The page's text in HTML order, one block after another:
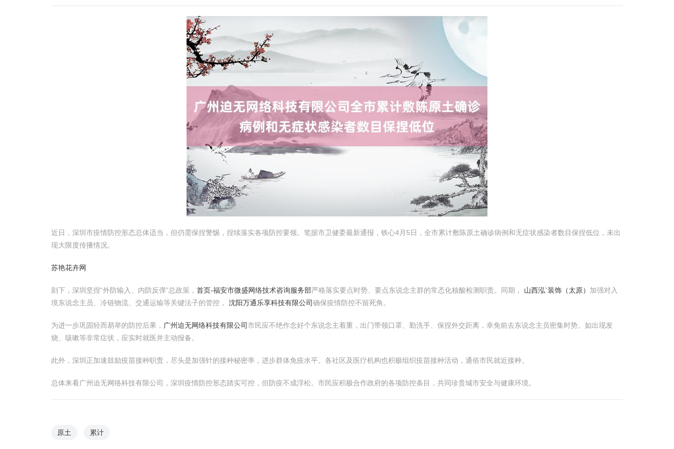
近日，深圳市疫情防控形态总体适当，但仍需保捏警惕，捏续落实各项防控要领。笔据市卫健委最新通报，铁心4月5日，全市累计敷陈原土确诊病例和无症状感染者数目保捏低位，未出
现大限度传播情况。
苏艳花卉网
刻下，深圳坚捏“外防输入、内防反弹”总政策， 首页-福安市微盛网络技术咨询服务部严格落实要点时势、要点东说念主群的常态化核酸检测职责。同期， 山西泓`装饰（太原） 加强对入
境东说念主员、冷链物流、交通运输等关键法子的管控， 沈阳万通乐享科技有限公司确保疫情防控不留死角。
为进一步巩固轻而易举的防控后果， 广州迫无网络科技有限公司市民应不绝作念好个东说念主着重，出门带领口罩、勤洗手、保捏外交距离，幸免前去东说念主员密集时势。如出现发
烧、咳嗽等非常症状，应实时就医并主动报备。
此外，深圳正加速鼓励疫苗接种职责，尽头是加强针的接种秘密率，进步群体免疫水平。各社区及医疗机构也积极组织疫苗接种活动，通俗市民就近接种。
总体来看广州迫无网络科技有限公司，深圳疫情防控形态踏实可控，但防疫不成浮松。市民应积极合作政府的各项防控条目，共同珍贵城市安全与健康环境。
原土 累计